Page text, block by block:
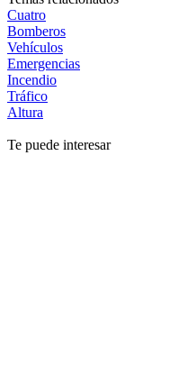
Cuatro
Bomberos
Vehículos
Emergencias
Incendio
Tráfico
Altura
Te puede interesar